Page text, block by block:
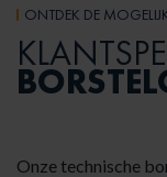
ONTDEK DE
Onze technische